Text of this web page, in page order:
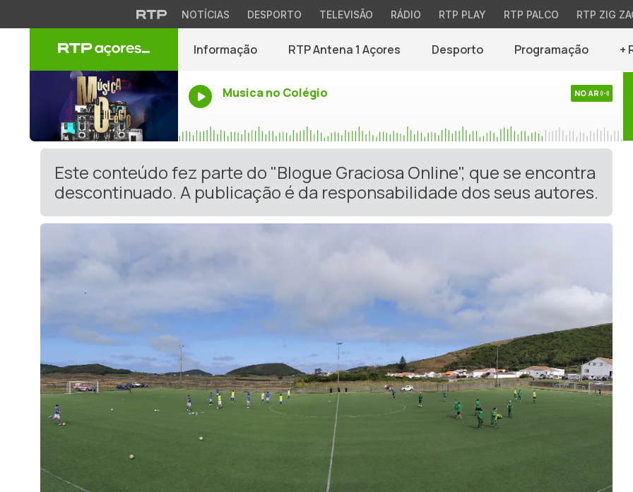
NOTÍCIAS DESPORTO TELEVISÃO RÁDIO RTP PLAY RTP PALCO RTP ZIG
Informação RTP Antena 1 Açores Desporto Programação +
Musica no Colégio NO AR
Este conteúdo fez parte do "Blogue Graciosa Online", que se encontra
descontinuado. A publicação é da responsabilidade dos seus autores.